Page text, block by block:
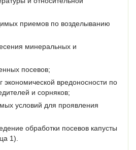
приемов по возделыванию
минеральных и
посевов;
экономической вредоносности по
и сорняков;
условий для проявления
обработки посевов капусты
1).